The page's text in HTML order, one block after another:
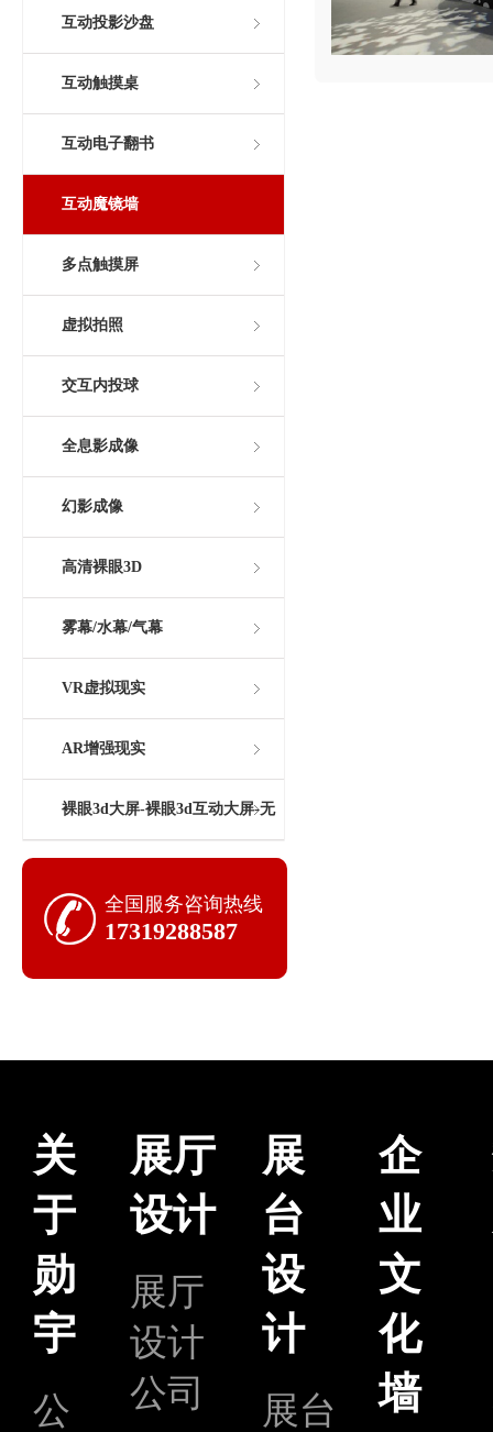
互动投影沙盘
互动触摸桌
互动电子翻书
互动魔镜墙
多点触摸屏
虚拟拍照
交互内投球
全息影成像
幻影成像
高清裸眼3D
雾幕/水幕/气幕
VR虚拟现实
AR增强现实
裸眼3d大屏-裸眼3d互动大屏-无
全国服务咨询热线
17319288587
关
于
勋
宇
公
展厅
设计
展厅
设计
公司
展
台
设
计
展台
企
业
文
化
墙